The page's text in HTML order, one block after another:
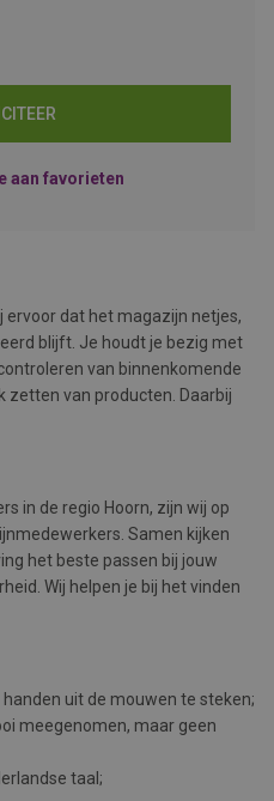
aan favorieten
dat het magazijn netjes,
blijft. Je houdt je bezig met
van binnenkomende
zetten van producten. Daarbij
dat alles veilig en op tijd
in de regio Hoorn, zijn wij op
Samen kijken
het beste passen bij jouw
Wij helpen je bij het vinden
je recht komt: persoonlijk,
uit de mouwen te steken;
meegenomen, maar geen
taal;